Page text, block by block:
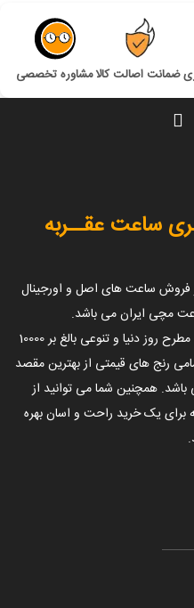
ضمانت اصالت کالامشاوره تخصصی
ساعت عقــربه
40 سال تجربه در فروش ساعت های اصل و اورجینال
مچی ایران می باشد.
عقربه دارای نمایندگی بیش از سی برند مطرح روز دنیا و تنوعی بالغ بر 10000
رنج های قیمتی از بهترین مقصد
همچنین شما می توانید از
یک خرید راحت و اسان بهره